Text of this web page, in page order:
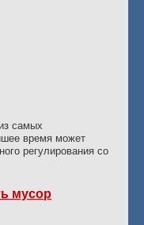
самых
время может
регулирования со
мусор